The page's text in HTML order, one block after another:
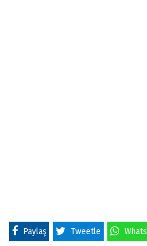
Paylaş Tweetle